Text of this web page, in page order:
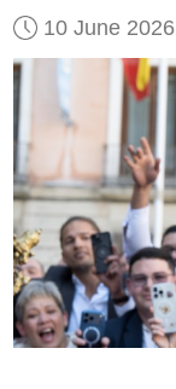
10 June 2026